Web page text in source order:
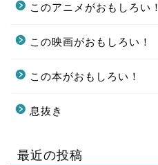
このアニメがおもしろい！
この映画がおもしろい！
この本がおもしろい！
息抜き
最近の投稿